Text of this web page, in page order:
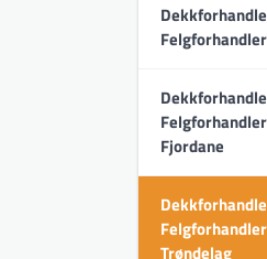
Fjordane
Trøndelag